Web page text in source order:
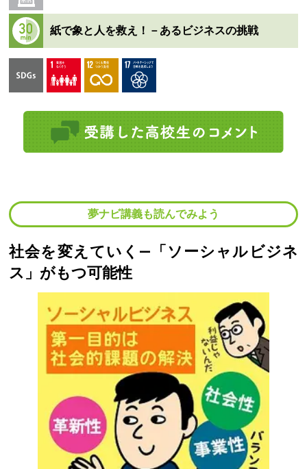
紙で象と人を救え！－あるビジネスの挑戦
夢ナビ講義も読んでみよう
社会を変えていく―「ソーシャルビジネ
ス」がもつ可能性